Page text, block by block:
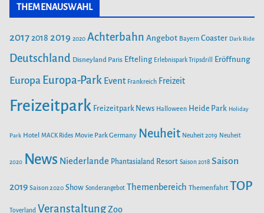
SAISONSTART 2024: LOTTI KAROTTI ZIEHT INS RAVENSBURGER
NEUE ACHTERBAHN „VOLTRON NEVERA POWERED BY RIMAC“
AB 26. APRIL IM EUROPA-PARK
SAISONSTART IM PLAYMOBIL-FUNPARK
GEISELWIND SORGT FÜR MASSIVEN
o
o
t
g
r
m
T
b
e
THEMENAUSWAHL
20172018 2019 2020 Achterbahn Angebot Bayern Coaster Dark Ride
Deutschland Disneyland Paris Efteling Erlebnispark Tripsdrill Eröffnung
Europa Europa-Park Event Frankreich Freizeit
Freizeitpark Freizeitpark News Halloween Heide Park Holiday
Park Hotel MACK Rides Movie Park Germany Neuheit Neuheit 2019 Neuheit
2020 News Niederlande Phantasialand Resort Saison 2018 Saison
2019 Saison 2020 Show Sonderangebot Themenbereich Themenfahrt TOP
Toverland VeranstaltungZoo